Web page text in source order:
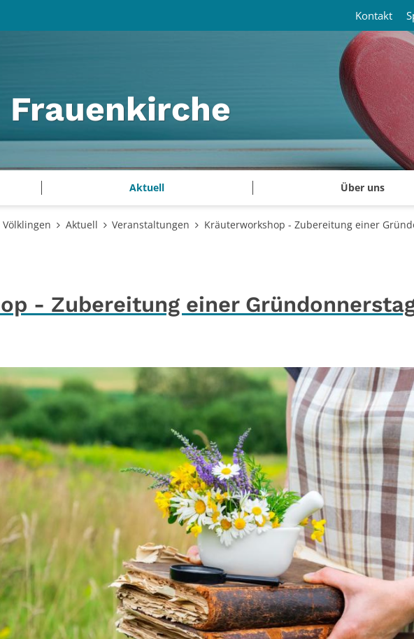
Frauenkirche
Aktuell Über uns
Kontakt
Aktuell Veranstaltungen Kräuterworkshop - Zubereitung einer
- Zubereitung einer